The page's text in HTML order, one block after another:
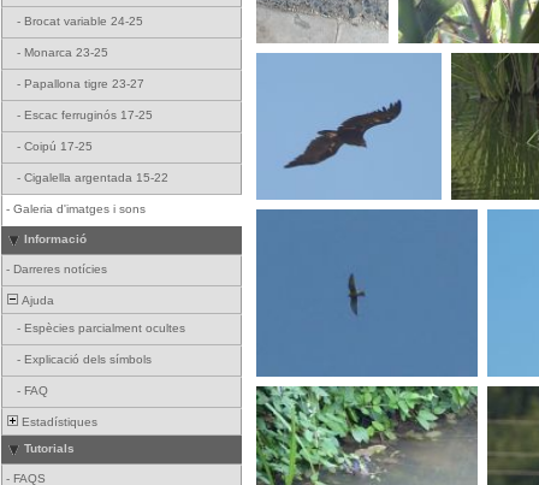
- Brocat variable 24-25
- Monarca 23-25
- Papallona tigre 23-27
- Escac ferruginós 17-25
- Coipú 17-25
- Cigalella argentada 15-22
- Galeria d'imatges i sons
Informació
- Darreres notícies
Ajuda
- Espècies parcialment ocultes
- Explicació dels símbols
- FAQ
Estadístiques
Tutorials
- FAQS